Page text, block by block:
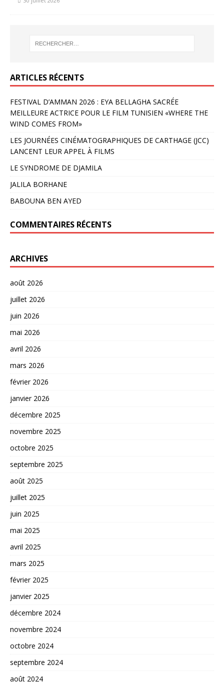
ARTICLES RÉCENTS
FESTIVAL D’AMMAN 2026 : EYA BELLAGHA SACRÉE
MEILLEURE ACTRICE POUR LE FILM TUNISIEN «WHERE THE
WIND COMES FROM»
LES JOURNÉES CINÉMATOGRAPHIQUES DE CARTHAGE (JCC)
LANCENT LEUR APPEL À FILMS
LE SYNDROME DE DJAMILA
JALILA BORHANE
BABOUNA BEN AYED
COMMENTAIRES RÉCENTS
ARCHIVES
août 2026
juillet 2026
juin 2026
mai 2026
avril 2026
mars 2026
février 2026
janvier 2026
décembre 2025
novembre 2025
octobre 2025
septembre 2025
août 2025
juillet 2025
juin 2025
mai 2025
avril 2025
mars 2025
février 2025
janvier 2025
décembre 2024
novembre 2024
octobre 2024
septembre 2024
août 2024